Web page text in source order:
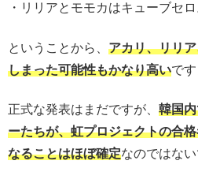
・リリアとモモカはキューブセロ
ということから、 アカリ、リリ
しまった可能性もかなり高いです
正式な発表はまだですが、 韓国
ーたちが、虹プロジェクトの合
なることはほぼ確定なのではない